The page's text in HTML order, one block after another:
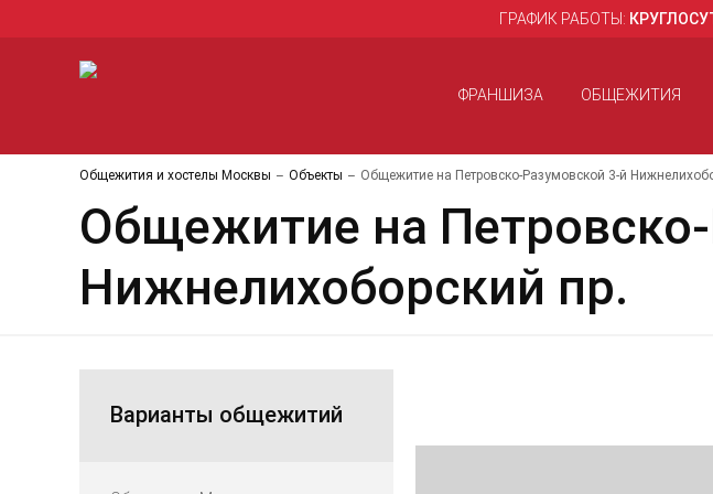
ГРАФИК РАБОТЫ:
ФРАНШИЗА ОБЩЕЖИТИЯ
Общежития и хостелы Москвы Объекты Общежитие на Петровско-Разумовской 3-й
Общежитие на
Нижнелихоборский пр.
Варианты общежитий